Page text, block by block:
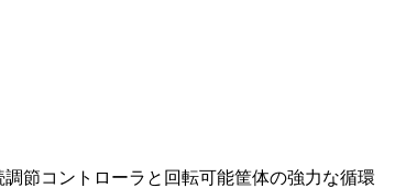
節コントローラと回転可能筐体の強力な循環